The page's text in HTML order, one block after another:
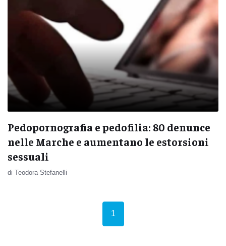
Pedopornografia e pedofilia: 80 denunce
nelle Marche e aumentano le estorsioni
sessuali
di Teodora Stefanelli
1(current)